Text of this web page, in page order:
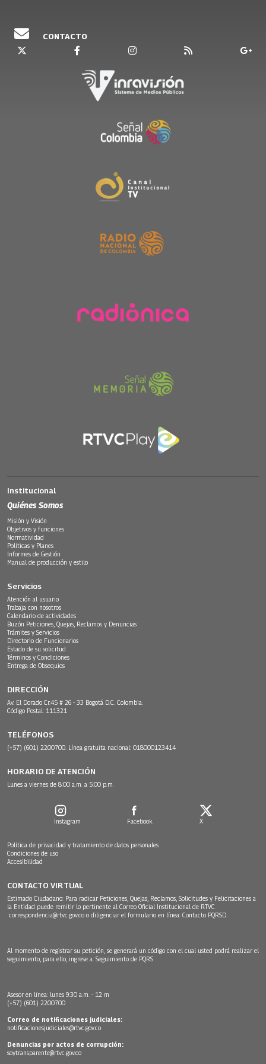
CONTACTO
Institucional
Quiénes Somos
Misión y Visión
Objetivos y funciones
Normatividad
Políticas y Planes
Informes de Gestión
Manual de producción y estilo
Servicios
Atención al usuario
Trabaja con nosotros
Calendario de actividades
Buzón Peticiones, Quejas, Reclamos y Denuncias
Trámites y Servicios
Directorio de Funcionarios
Estado de su solicitud
Términos y Condiciones
Entrega de Obsequios
DIRECCIÓN
Av. El Dorado Cr.45 # 26 - 33 Bogotá D.C. Colombia.
Código Postal: 111321
TELÉFONOS
(+57) (601) 2200700. Línea gratuita nacional: 018000123414
HORARIO DE ATENCIÓN
Lunes a viernes de 8:00 a.m. a 5:00 p.m.
Instagram Facebook X
Política de privacidad y tratamiento de datos personales
Condiciones de uso
Accesibilidad
CONTACTO VIRTUAL
Estimado Ciudadano: Para radicar Peticiones, Quejas, Reclamos, Solicitudes y Felicitaciones a
la Entidad puede remitir lo pertinente al Correo Oficial Institucional de RTVC
correspondencia@rtvc.gov.co o diligenciar el formulario en línea: Contacto PQRSD.
Al momento de registrar su petición, se generará un código con el cual usted podrá realizar el
seguimiento, para ello, ingrese a: Seguimiento de PQRS
Asesor en línea: lunes 9:30 a.m. - 12 m
(+57) (601) 2200700
Correo de notificaciones judiciales:
notificacionesjudiciales@rtvc.gov.co
Denuncias por actos de corrupción:
soytransparente@rtvc.gov.co